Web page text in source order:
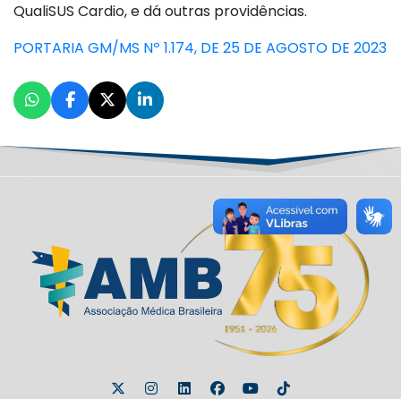
QualiSUS Cardio, e dá outras providências.
PORTARIA GM/MS Nº 1.174, DE 25 DE AGOSTO DE 2023